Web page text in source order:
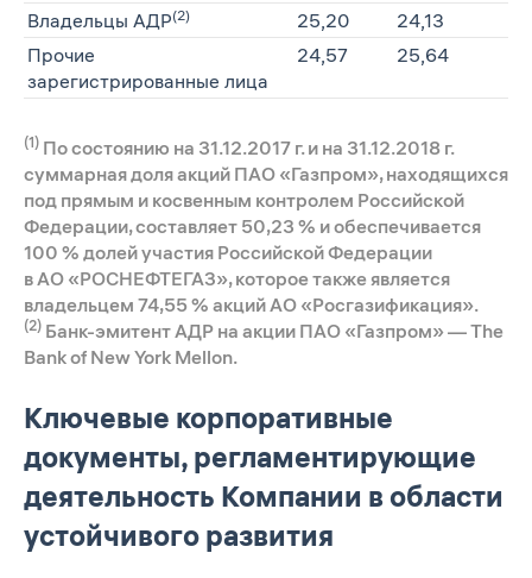
Владельцы АДР(2) 25,20
24,13
Прочие
зарегистрированные лица
24,57 25,64
(1) По состоянию на 31.12.2017 г. и на 31.12.2018 г.
суммарная доля акций ПАО «Газпром», находящихся
под прямым и косвенным контролем Российской
Федерации, составляет 50,23 % и обеспечивается
100 % долей участия Российской Федерации
в АО «РОСНЕФТЕГАЗ», которое также является
владельцем 74,55 % акций АО «Росгазификация».
(2) Банк-эмитент АДР на акции ПАО «Газпром» — The
Bank of New York Mellon.
Ключевые корпоративные
документы, регламентирующие
деятельность Компании в области
устойчивого развития